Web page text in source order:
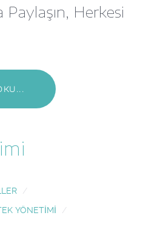
Paylaşın, Herkesi
YÖNETIMI